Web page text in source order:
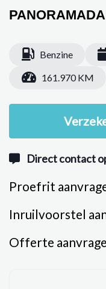
Benzine
161.970 KM
Direct contact
Proefrit
Inruilvoorstel
Offerte